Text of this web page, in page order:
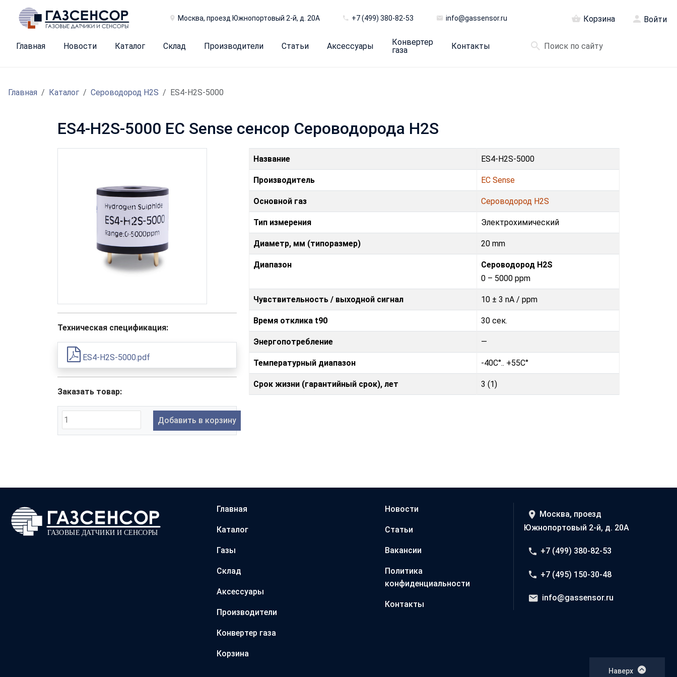
Москва, проезд Южнопортовый 2-й, д. 20А +7 (499) 380-82-53 info@gassensor.ru Корзина Войти
Главная Новости Каталог Склад Производители Статьи Аксессуары
Конвертер
газа
Контакты
Главная Каталог Сероводород H2S ES4-H2S-5000
ES4-H2S-5000 EC Sense сенсор Сероводорода H2S
Техническая спецификация:
ES4-H2S-5000.pdf
Заказать товар:
Добавить в корзину
Название ES4-H2S-5000
Производитель EC Sense
Основной газ Сероводород H2S
Тип измерения Электрохимический
Диаметр, мм (типоразмер) 20 mm
Диапазон
Сероводород H2S
0 – 5000 ppm
Чувствительность / выходной сигнал 10 ± 3 nA / ppm
Время отклика t90 30 сек.
Энергопотребление —
Температурный диапазон -40C°.. +55C°
Срок жизни (гарантийный срок), лет 3 (1)
Главная
Каталог
Газы
Склад
Аксессуары
Производители
Конвертер газа
Корзина
Новости
Статьи
Вакансии
Политика
конфиденциальности
Контакты
Москва, проезд
Южнопортовый 2-й, д. 20А
+7 (499) 380-82-53
+7 (495) 150-30-48
info@gassensor.ru
Наверх